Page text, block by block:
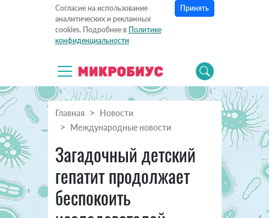
Согласие на использование
аналитических и рекламных
cookies. Подробнее в Политике
конфиденциальности
Принять
Главная
Новости
Международные новости
Загадочный детский
гепатит продолжает
беспокоить